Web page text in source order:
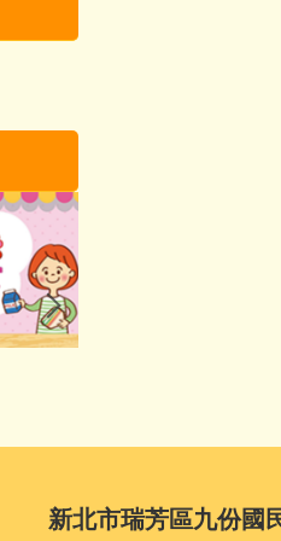
新北市瑞芳區九份國